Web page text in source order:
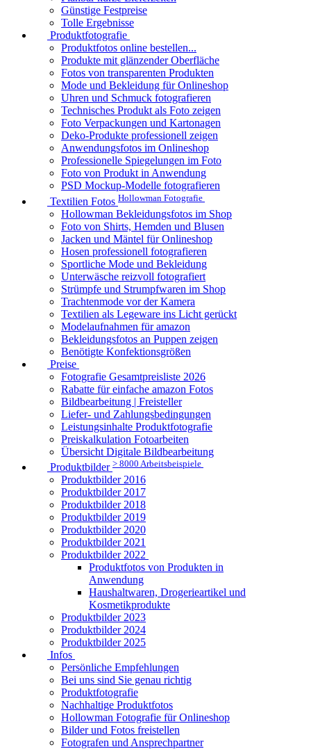
Günstige Festpreise
Tolle Ergebnisse
Produktfotografie
Produktfotos online bestellen...
Produkte mit glänzender Oberfläche
Fotos von transparenten Produkten
Mode und Bekleidung für Onlineshop
Uhren und Schmuck fotografieren
Technisches Produkt als Foto zeigen
Foto Verpackungen und Kartonagen
Deko-Produkte professionell zeigen
Anwendungsfotos im Onlineshop
Professionelle Spiegelungen im Foto
Foto von Produkt in Anwendung
PSD Mockup-Modelle fotografieren
Textilien Fotos Hollowman Fotografie
Hollowman Bekleidungsfotos im Shop
Foto von Shirts, Hemden und Blusen
Jacken und Mäntel für Onlineshop
Hosen professionell fotografieren
Sportliche Mode und Bekleidung
Unterwäsche reizvoll fotografiert
Strümpfe und Strumpfwaren im Shop
Trachtenmode vor der Kamera
Textilien als Legeware ins Licht gerückt
Modelaufnahmen für amazon
Bekleidungsfotos an Puppen zeigen
Benötigte Konfektionsgrößen
Preise
Fotografie Gesamtpreisliste 2026
Rabatte für einfache amazon Fotos
Bildbearbeitung | Freisteller
Liefer- und Zahlungsbedingungen
Leistungsinhalte Produktfotografie
Preiskalkulation Fotoarbeiten
Übersicht Digitale Bildbearbeitung
Produktbilder > 8000 Arbeitsbeispiele
Produktbilder 2016
Produktbilder 2017
Produktbilder 2018
Produktbilder 2019
Produktbilder 2020
Produktbilder 2021
Produktbilder 2022
Produktfotos von Produkten in
Anwendung
Haushaltwaren, Drogerieartikel und
Kosmetikprodukte
Produktbilder 2023
Produktbilder 2024
Produktbilder 2025
Infos
Persönliche Empfehlungen
Bei uns sind Sie genau richtig
Produktfotografie
Nachhaltige Produktfotos
Hollowman Fotografie für Onlineshop
Bilder und Fotos freistellen
Fotografen und Ansprechpartner